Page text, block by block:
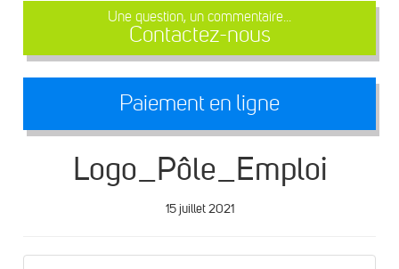
Une question, un commentaire...
Contactez-nous
Paiement en ligne
Logo_Pôle_Emploi
15 juillet 2021